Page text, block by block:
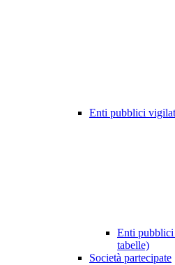
Enti pubblici
Enti
tabelle)
Società partecipate